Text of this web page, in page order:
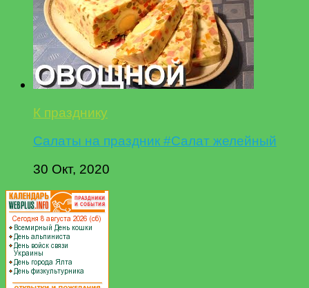
К празднику
Салаты на праздник #Салат желейный
30 Окт, 2020